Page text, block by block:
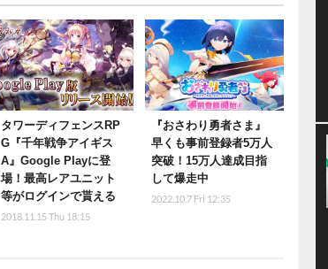
タワーディフェンスRP
G『千年戦争アイギス
A』Google Playに登
場！最高レアユニット
等がログインで貰える
2018.11.15 Thu 18:15
『おさわり勇者さま』
早くも事前登録者5万人
突破！15万人達成目指
して爆走中
2022.10.7 Fri 12:35